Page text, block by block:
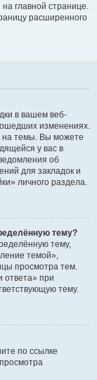
главной странице.
расширенного
в вашем веб-
изменениях.
на темы. Вы можете
у вас в
об
для закладок и
личного раздела.
тему?
тему,
темой»,
просмотра тем.
ответа» при
тему.
по ссылке